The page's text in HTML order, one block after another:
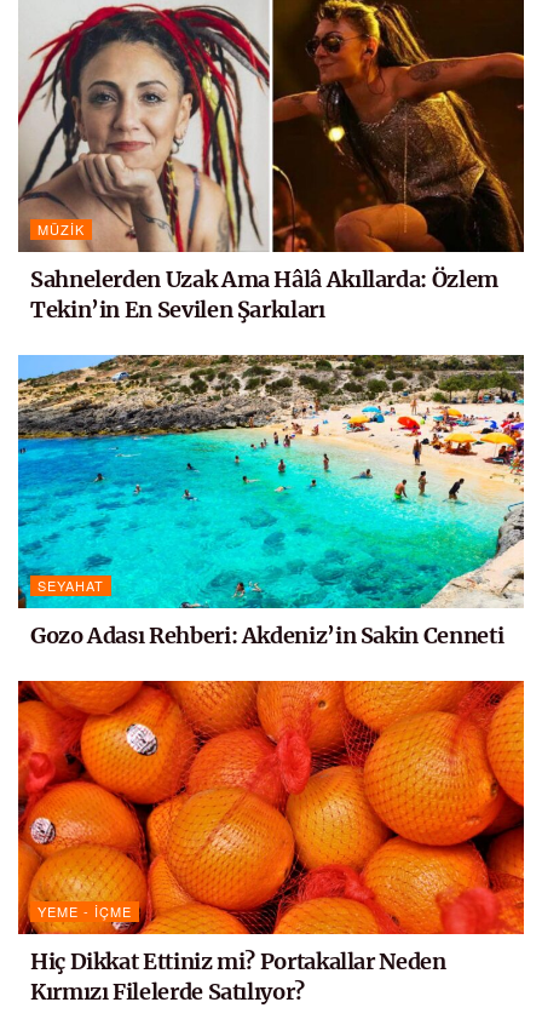
MÜZIK
Sahnelerden Uzak Ama Hâlâ Akıllarda: Özlem
Tekin’in En Sevilen Şarkıları
SEYAHAT
Gozo Adası Rehberi: Akdeniz’in Sakin Cenneti
YEME - İÇME
Hiç Dikkat Ettiniz mi? Portakallar Neden
Kırmızı Filelerde Satılıyor?